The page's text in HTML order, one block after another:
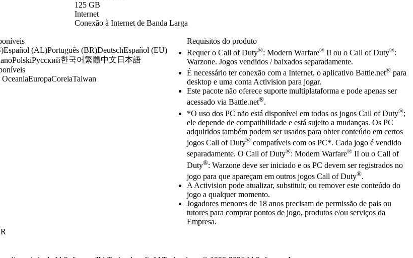
125 GB
Internet
Conexão à Internet de Banda Larga
Español (AL)Português (BR)DeutschEspañol (EU)
PolskiРусский한국어繁體中文 日本語
EuropaCoreiaTaiwan
Requisitos do produto
Requer o Call of Duty®: Modern Warfare® II ou o Call of Duty®:
Warzone. Jogos vendidos / baixados separadamente.
É necessário ter conexão com a Internet, o aplicativo Battle.net® para
desktop e uma conta Activision para jogar.
Este pacote não oferece suporte multiplataforma e pode apenas ser
acessado via Battle.net®.
*O uso dos PC não está disponível em todos os jogos Call of Duty®;
ele depende de compatibilidade e está sujeito a mudanças. Os PC
adquiridos também podem ser usados para obter conteúdo em certos
jogos Call of Duty® compatíveis com os PC*. Cada jogo é vendido
separadamente. O Call of Duty®: Modern Warfare® II ou o Call of
Duty®: Warzone deve ser iniciado e os PC devem ser registrados no
jogo para que apareçam em outros jogos Call of Duty®.
A Activision pode atualizar, substituir, ou remover este conteúdo do
jogo a qualquer momento.
Jogadores menores de 18 anos precisam de permissão de pais ou
tutores para comprar pontos de jogo, produtos e/ou serviços da
Empresa.